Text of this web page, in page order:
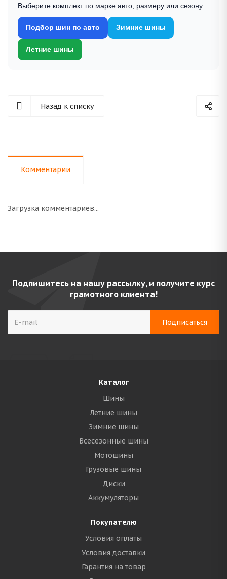
Выберите комплект по марке авто, размеру или сезону.
Подбор шин по авто Зимние шины
Летние шины
Назад к списку
Комментарии
Загрузка комментариев...
Подпишитесь на нашу рассылку, и получите курс
грамотного клиента!
Каталог
Шины
Летние шины
Зимние шины
Всесезонные шины
Мотошины
Грузовые шины
Диски
Аккумуляторы
Покупателю
Условия оплаты
Условия доставки
Гарантия на товар